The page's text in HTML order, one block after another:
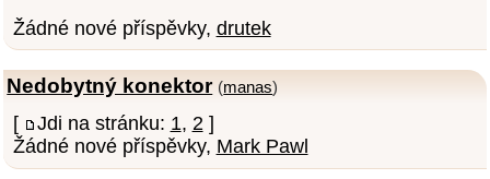
Žádné nové příspěvky, drutek
Nedobytný konektor (manas)
[ Jdi na stránku: 1, 2 ]
Žádné nové příspěvky, Mark Pawl